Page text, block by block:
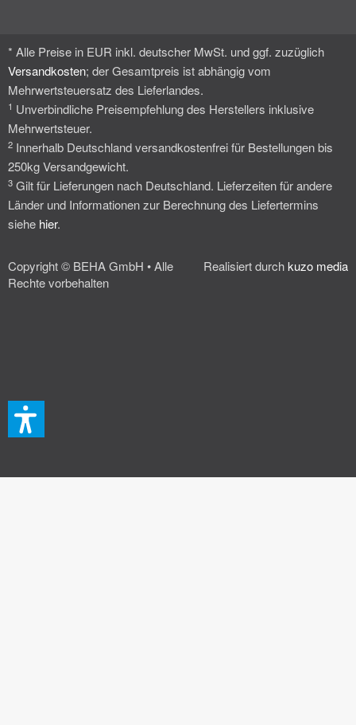
* Alle Preise in EUR inkl. deutscher MwSt. und ggf. zuzüglich
Versandkosten; der Gesamtpreis ist abhängig vom
Mehrwertsteuersatz des Lieferlandes.
1 Unverbindliche Preisempfehlung des Herstellers inklusive
Mehrwertsteuer.
2 Innerhalb Deutschland versandkostenfrei für Bestellungen bis
250kg Versandgewicht.
3 Gilt für Lieferungen nach Deutschland. Lieferzeiten für andere
Länder und Informationen zur Berechnung des Liefertermins
siehe hier.
Copyright © BEHA GmbH • Alle
Rechte vorbehalten
Realisiert durchkuzo media